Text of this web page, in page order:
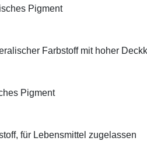
Pigment
Farbstoff mit hoher
Pigment
für Lebensmittel zugelassen